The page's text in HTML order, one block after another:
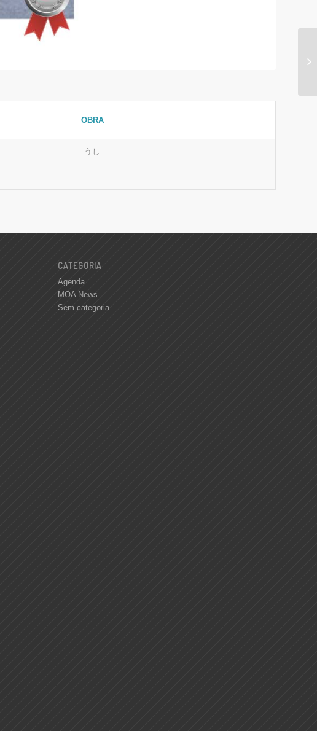
OBRA
うし
CATEGORIA
Agenda
MOA News
Sem categoria